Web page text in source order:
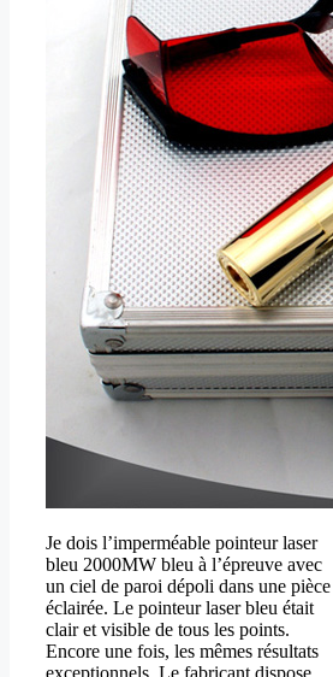
Je dois l’imperméable pointeur laser
bleu 2000MW bleu à l’épreuve avec
un ciel de paroi dépoli dans une pièce
éclairée. Le pointeur laser bleu était
clair et visible de tous les points.
Encore une fois, les mêmes résultats
exceptionnels. Le fabricant dispose